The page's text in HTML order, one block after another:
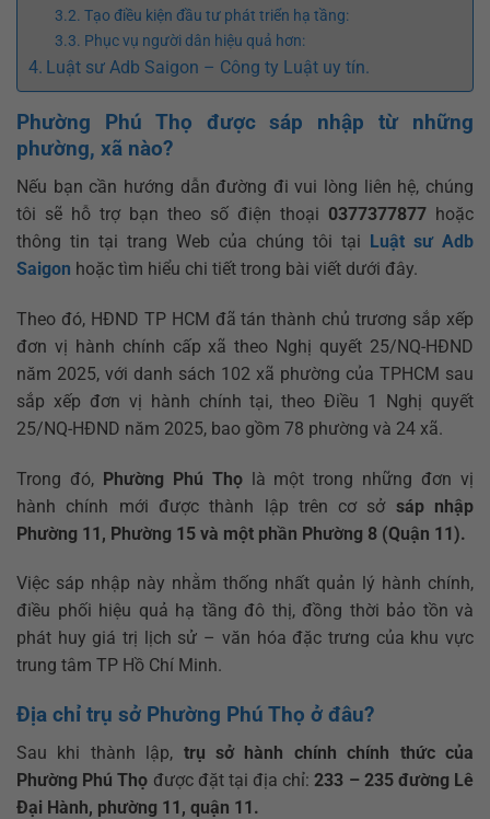
Tạo điều kiện đầu tư phát triển hạ tầng:
Phục vụ người dân hiệu quả hơn:
Luật sư Adb Saigon – Công ty Luật uy tín.
Phường Phú Thọ được sáp nhập từ những
phường, xã nào?
Nếu bạn cần hướng dẫn đường đi vui lòng liên hệ, chúng
tôi sẽ hỗ trợ bạn theo số điện thoại 0377377877 hoặc
thông tin tại trang Web của chúng tôi tại Luật sư Adb
Saigon hoặc tìm hiểu chi tiết trong bài viết dưới đây.
Theo đó, HĐND TP HCM đã tán thành chủ trương sắp xếp
đơn vị hành chính cấp xã theo Nghị quyết 25/NQ-HĐND
năm 2025, với danh sách 102 xã phường của TPHCM sau
sắp xếp đơn vị hành chính tại, theo Điều 1 Nghị quyết
25/NQ-HĐND năm 2025, bao gồm 78 phường và 24 xã.
Trong đó, Phường Phú Thọlà một trong những đơn vị
hành chính mới được thành lập trên cơ sở sáp nhập
Phường 11, Phường 15 và một phần Phường 8 (Quận 11).
Việc sáp nhập này nhằm thống nhất quản lý hành chính,
điều phối hiệu quả hạ tầng đô thị, đồng thời bảo tồn và
phát huy giá trị lịch sử – văn hóa đặc trưng của khu vực
trung tâm TP Hồ Chí Minh.
Địa chỉ trụ sở Phường Phú Thọ ở đâu?
Sau khi thành lập, trụ sở hành chính chính thức của
Phường Phú Thọ được đặt tại địa chỉ:233 – 235 đường Lê
Đại Hành, phường 11, quận 11.